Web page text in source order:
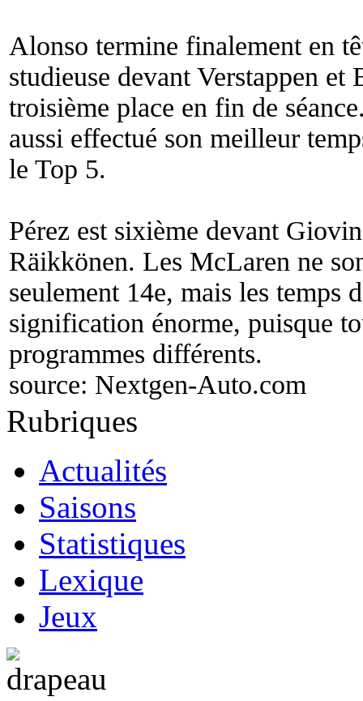
Alonso termine finalement en
studieuse devant Verstappen et
troisième place en fin de
aussi effectué son meilleur
le Top 5.
Pérez est sixième devant
Räikkönen. Les McLaren ne
seulement 14e, mais les temps
signification énorme, puisque
programmes différents.
source: Nextgen-Auto.com
Rubriques
Actualités
Saisons
Statistiques
Lexique
Jeux